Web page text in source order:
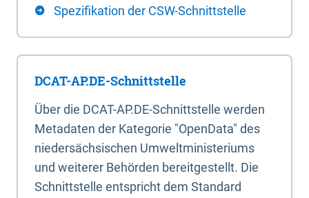
Spezifikation der CSW-Schnittstelle
DCAT-AP.DE-Schnittstelle
Über die DCAT-AP.DE-Schnittstelle werden
Metadaten der Kategorie "OpenData" des
niedersächsischen Umweltministeriums
und weiterer Behörden bereitgestellt. Die
Schnittstelle entspricht dem Standard